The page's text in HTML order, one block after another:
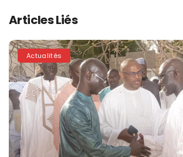
Articles Liés
Actualités